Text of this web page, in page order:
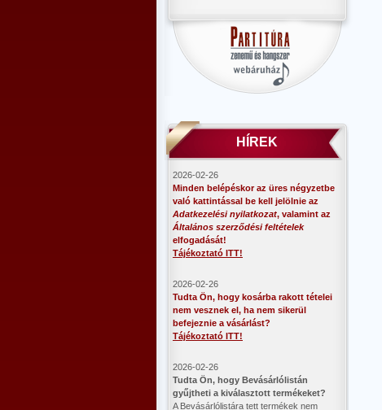
HÍREK
2026-02-26
Minden belépéskor az üres négyzetbe
való kattintással be kell jelölnie az
Adatkezelési nyilatkozat, valamint az
Általános szerződési feltételek
elfogadását!
Tájékoztató ITT!
2026-02-26
Tudta Ön, hogy kosárba rakott tételei
nem vesznek el, ha nem sikerül
befejeznie a vásárlást?
Tájékoztató ITT!
2026-02-26
​Tudta Ön, hogy Bevásárlólistán
gyűjtheti a kiválasztott termékeket?
A Bevásárlólistára tett termékek nem